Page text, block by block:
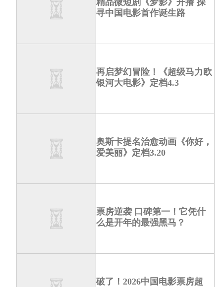
精品微短剧《梦影》开播 探
寻中国电影首作诞生路
再启梦幻冒险！《超级马力欧
银河大电影》定档4.3
奥斯卡提名治愈动画《你好，
爱美丽》定档3.20
票房逆袭 口碑第一！它凭什
么是开年的最强黑马？
破了！2026中国电影票房超